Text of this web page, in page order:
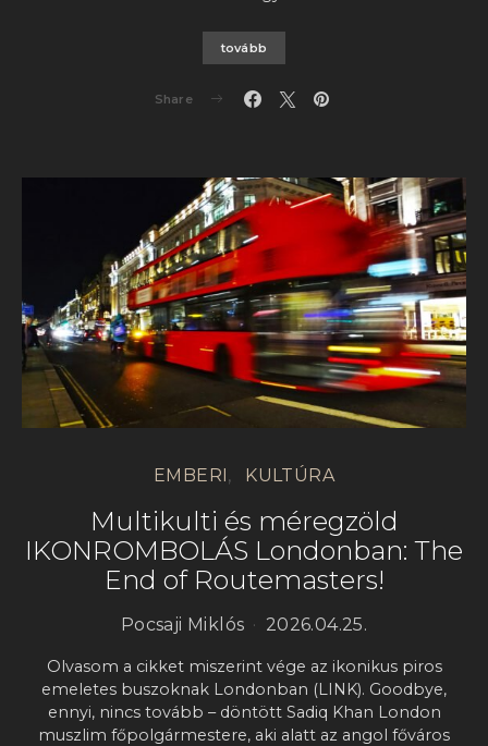
tovább
Share
EMBERI KULTÚRA
Multikulti és méregzöld
IKONROMBOLÁS Londonban: The
End of Routemasters!
Pocsaji Miklós 2026.04.25.
Olvasom a cikket miszerint vége az ikonikus piros
emeletes buszoknak Londonban (LINK). Goodbye,
ennyi, nincs tovább – döntött Sadiq Khan London
muszlim főpolgármestere, aki alatt az angol főváros